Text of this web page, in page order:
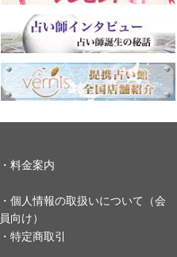
・料金案内
・個人情報の取扱いについて（会
員向け）
・特定商取引